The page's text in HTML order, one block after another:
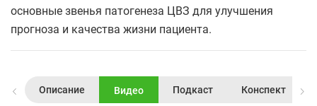
основные звенья патогенеза ЦВЗ для улучшения
прогноза и качества жизни пациента.
Описание Видео Подкаст Конспект